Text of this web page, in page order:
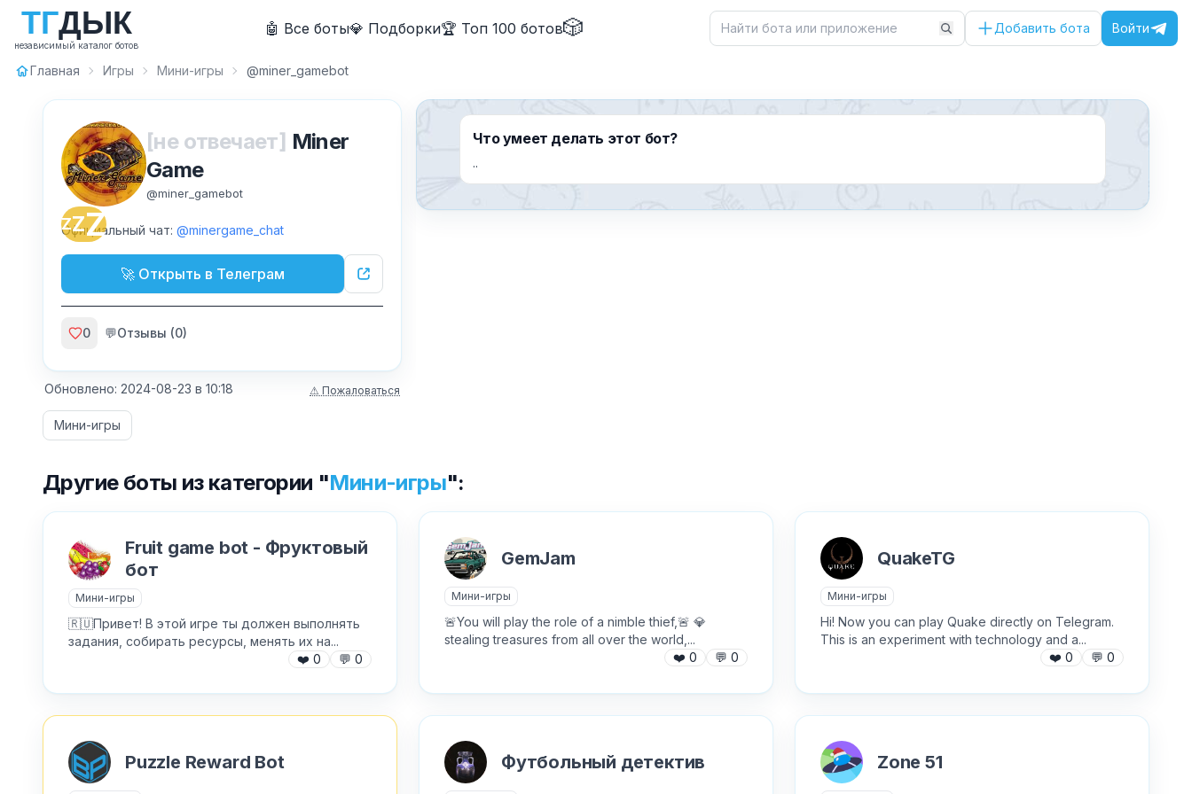
ТГДЫК
независимый каталог ботов
🤖 Все боты💎 Подборки🏆 Топ 100 ботов🎲 Добавить бота Войти
Как добавить бота?
AI аудио и голос Модерация и антиспам
Главная Игры Мини-игры @miner_gamebot
ZZZ
[не отвечает] Miner
Game
@miner_gamebot
Официальный чат: @minergame_chat
🚀 Открыть в Телеграм
0 💬Отзывы (0)
Обновлено: 2024-08-23 в 10:18 ⚠ Пожаловаться
Мини-игры
Что умеет делать этот бот?
..
Другие боты из категории "Мини-игры":
Fruit game bot - Фруктовый
бот
Мини-игры
🇷🇺Привет! В этой игре ты должен выполнять
задания, собирать ресурсы, менять их на...
❤️ 0 💬 0
GemJam
Мини-игры
🚨You will play the role of a nimble thief,🚨 💎
stealing treasures from all over the world,...
❤️ 0 💬 0
QuakeTG
Мини-игры
Hi! Now you can play Quake directly on Telegram.
This is an experiment with technology and a...
❤️ 0 💬 0
Puzzle Reward Bot Футбольный детектив Zone 51